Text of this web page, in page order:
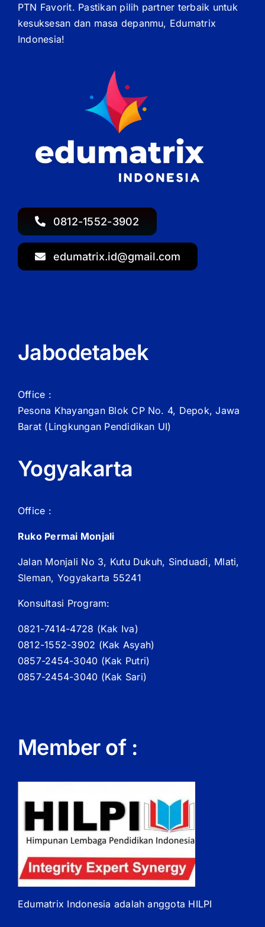
0812-1552-3902
edumatrix.id@gmail.com
PTN Favorit. Pastikan pilih partner terbaik untuk
kesuksesan dan masa depanmu, Edumatrix
Indonesia!
Jabodetabek
Office :
Pesona Khayangan Blok CP No. 4, Depok, Jawa
Barat (Lingkungan Pendidikan UI)
Yogyakarta
Office :
Ruko Permai Monjali
Jalan Monjali No 3, Kutu Dukuh, Sinduadi, Mlati,
Sleman, Yogyakarta 55241
Konsultasi Program:
0821-7414-4728 (Kak Iva)
0812-1552-3902 (Kak Asyah)
0857-2454-3040 (Kak Putri)
0857-2454-3040 (Kak Sari)
Member of :
Edumatrix Indonesia adalah anggota HILPI